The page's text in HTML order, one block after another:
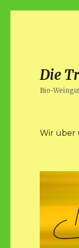
Die
Bio-
Wir über